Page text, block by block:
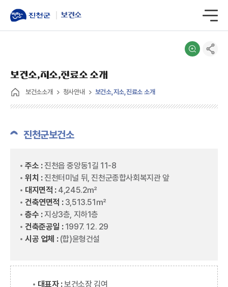
보건소
보건소소개 청사안내 보건소,지소,진료소 소개
보건소,지소,진료소 소개
진천군보건소
주소 : 진천읍 중앙동1길 11-8
위치 : 진천터미널 뒤, 진천군종합사회복지관 앞
대지면적 : 4,245.2㎡
건축연면적 : 3,513.51㎡
층수 :지상3층, 지하1층
건축준공일 : 1997. 12. 29
시공 업체 : (합)윤형건설
대표자 :보건소장 김여